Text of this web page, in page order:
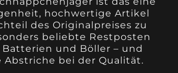
hochwertige Artikel
des Originalpreises zu
beliebte Restposten
und Böller – und
Abstriche bei der Qualität.